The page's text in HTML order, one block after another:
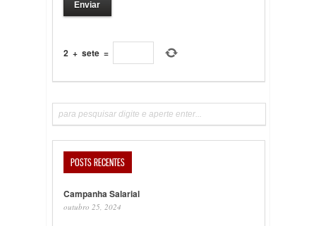
2 + sete =
POSTS RECENTES
Campanha Salarial
outubro 25, 2024